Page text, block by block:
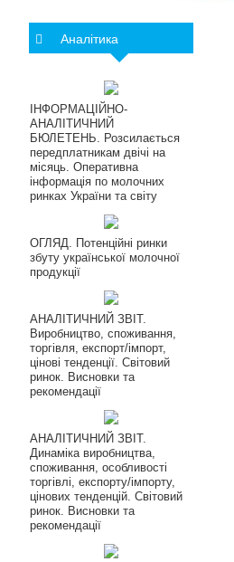
Аналітика
ІНФОРМАЦІЙНО-
АНАЛІТИЧНИЙ
БЮЛЕТЕНЬ. Розсилається
передплатникам двічі на
місяць. Оперативна
інформація по молочних
ринках України та світу
ОГЛЯД. Потенційні ринки
збуту української молочної
продукції
АНАЛІТИЧНИЙ ЗВІТ.
Виробництво, споживання,
торгівля, експорт/імпорт,
цінові тенденції. Світовий
ринок. Висновки та
рекомендації
АНАЛІТИЧНИЙ ЗВІТ.
Динаміка виробництва,
споживання, особливості
торгівлі, експорту/імпорту,
цінових тенденцій. Світовий
ринок. Висновки та
рекомендації